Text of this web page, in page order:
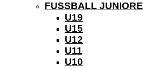
FUSSBALL JUNIOREN
U19
U15
U12
U11
U10